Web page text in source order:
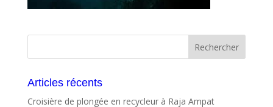
Articles récents
Croisière de plongée en recycleur à Raja Ampat